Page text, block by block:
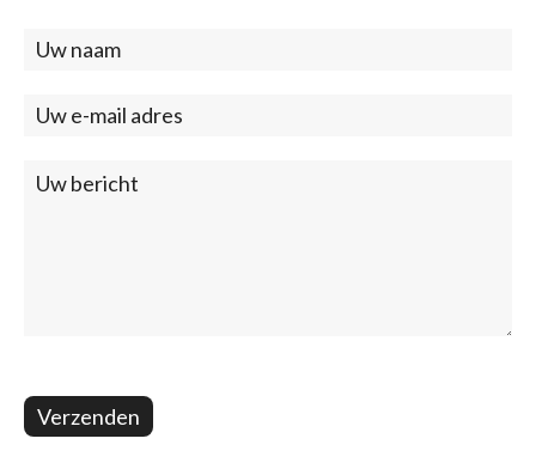
Contact
Verzenden